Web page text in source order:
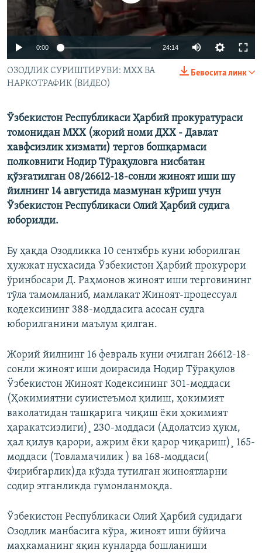
0:00 24:14
Бевосита линк
ОЗОДЛИК СУРИШТИРУВИ: МХХ ВА
НАРКОТРАФИК (ВИДЕО)
Ўзбекистон Республикаси Ҳарбий прокуратураси
томонидан МХХ (жорий номи ДХХ - Давлат
хавфсизлик хизмати) тергов бошқармаси
полковниги Нодир Тўрақуловга нисбатан
қўзғатилган 08/26612-18-сонли жиноят иши шу
йилнинг 14 августида мазмунан кўриш учун
Ўзбекистон Республикаси Олий Ҳарбий судига
юборилди.
Бу ҳақда Озодликка 10 сентябрь куни юборилган
ҳужжат нусхасида Ўзбекистон Ҳарбий прокурори
ўринбосари Д. Раҳмонов жиноят иши терговининг
тўла тамомланиб, мамлакат Жиноят-процессуал
кодексининг 388-моддасига асосан судга
юборилганини маълум қилган.
Жорий йилнинг 16 февраль куни очилган 26612-18-
сонли жиноят иши доирасида Нодир Тўрақулов
Ўзбекистон Жиноят Кодексининг 301-моддаси
(Ҳокимиятни суиистеъмол қилиш, ҳокимият
ваколатидан ташқарига чиқиш ёки ҳокимият
ҳаракатсизлиги)¸ 230-моддаси (Адолатсиз ҳукм,
ҳал қилув қарори, ажрим ёки қарор чиқариш)¸ 165-
моддаси (Товламачилик ) ва 168-моддаси(
Фирибгарлик)да кўзда тутилган жиноятларни
содир этганликда гумонланмоқда.
Ўзбекистон Республикаси Олий Ҳарбий судидаги
Озодлик манбасига кўра, жиноят иши бўйича
маҳкаманинг яқин кунларда бошланиши